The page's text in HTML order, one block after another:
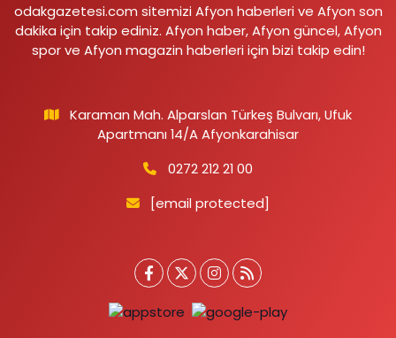
odakgazetesi.com sitemizi Afyon haberleri ve Afyon son
dakika için takip ediniz. Afyon haber, Afyon güncel, Afyon
spor ve Afyon magazin haberleri için bizi takip edin!
Karaman Mah. Alparslan Türkeş Bulvarı, Ufuk
Apartmanı 14/A Afyonkarahisar
0272 212 21 00
[email protected]